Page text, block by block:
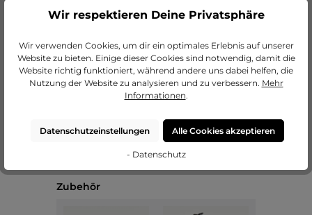
Produktgalerie überspringen
Zubehör
Wir respektieren Deine Privatsphäre
Wir verwenden Cookies, um dir ein optimales Erlebnis auf unserer
Website zu bieten. Einige dieser Cookies sind notwendig, damit die
Website richtig funktioniert, während andere uns dabei helfen, die
Nutzung der Website zu analysieren und zu verbessern. Mehr
Informationen.
Datenschutzeinstellungen Alle Cookies akzeptieren
- Datenschutz